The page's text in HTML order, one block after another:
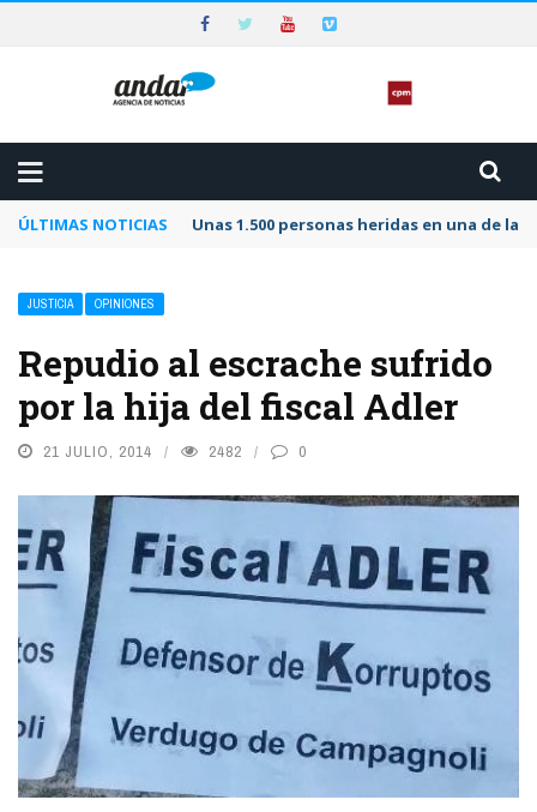
ÚLTIMAS NOTICIAS Unas 1.500 personas heridas en una de
JUSTICIA OPINIONES
Repudio al escrache sufrido
por la hija del fiscal Adler
21 JULIO, 2014 2482 0